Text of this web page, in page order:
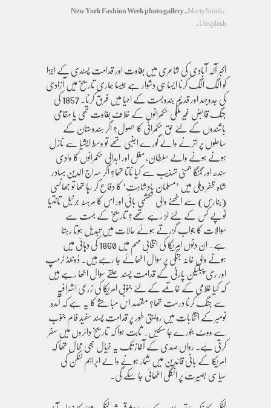
New York Fashion Week photo gallery.Marty Smith,
Unsplash.
اکبر آلہ آبادی کی شاعری میں بغاوت اور قدامت پسندی کے اجزا
کو الگ الگ کرنا ایسا ہی دشوار ہے جیسا ہماری تاریخ میں آزادی
کی جدوجہد اور قدیم بندوبست کے احیا میں فرق کرنا۔ 1857 کی
جنگ قابض غیر ملکی حکمرانوں کے خلاف بغاوت تھی یا مقامی
باشندوں کے لئے حق حکمرانی کا حصول؟ اگر ہندوستان کے
ساحلوں پر اترنے والے گورے اجنبی تھے تو وسط ایشیا سے نازل
ہونے ہونے والے سلطان، مغل اور ابدالی حکمرانوں کا وادی
سندھ اور گنگا جمنی تہذیب سے کیا ناتا تھا؟ اگر سراج الدین بہادر
شاہ ظفر دہلی میں ’مسلمان بادشاہت‘ کا دفاع کر رہا تھا تو جھانسی
(بنارس) سے اٹھنے والی لکشمی بائی اور اس کا مرہٹہ جرنیل تانتیا
ٹوپے کس کے لئے لڑ رہے تھے؟ تاریخ کے بہت سے
سوالات کا جواب گزرتے ہوئے حالات میں تبدیل ہوتا رہتا
ہے۔ ان دنوں امریکا کی انتخابی مہم میں 1860 کی دہائی میں
ہونے والی خانہ جنگی پر سوال اٹھائے جا رہے ہیں۔ ڈونلڈ ٹرمپ
اور ری پبلیکن پارٹی کے قدامت پسند حلقے سوال اٹھا رہے ہیں
کہ کیا غلامی کے خاتمے کے لئے جنوبی امریکا کی زرعی اشرافیہ
سے جنگ کرنا درست تھا؟ مقصد اس مباحثے کا یہ ہے کہ آمدہ
نومبر کے انتخابات میں روایتی طور پر قدامت پسند سفید فام جنوب
سے ووٹ بٹورے جا سکیں۔ ثابت ہوا کہ تاریخ دائروں میں سفر
کرتی ہے۔ رواں صدی کے آغاز تک یہ خیال بھی محال تھا کہ
امریکا کے بانی قائدین میں شمار ہونے والے ابراہم لنکن کی
سیاسی بصیرت پر انگلی اٹھائی جا سکے گی۔